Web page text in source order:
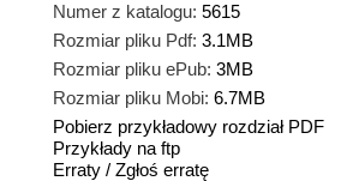
Numer z katalogu: 5615
Rozmiar pliku Pdf: 3.1MB
Rozmiar pliku ePub: 3MB
Rozmiar pliku Mobi: 6.7MB
Pobierz przykładowy rozdział PDF
Przykłady na ftp
Erraty / Zgłoś erratę